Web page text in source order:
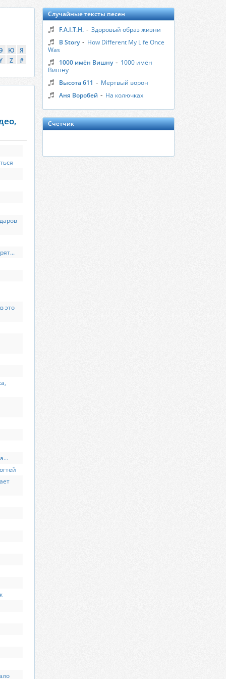
Ю
Я
Z #
это
Случайные тексты песен
F.A.I.T.H. - Здоровый образ жизни
B Story - How Different My Life Once
Was
1000 имён Вишну - 1000 имён
Вишну
Высота 611 - Мертвый ворон
Аня Воробей - На колючках
Счётчик